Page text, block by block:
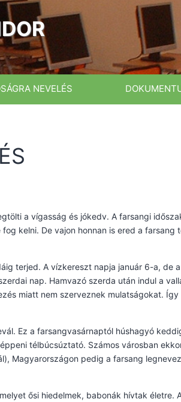
NEVELÉS
a vígasság és jókedv. A farsangi
kelni. De vajon honnan is ered a farsang
terjed. A vízkereszt napja január 6-a, de
nap. Hamvazó szerda után indul a
miatt nem szerveznek mulatságokat.
Ez a farsangvasárnaptól húshagyó
télbúcsúztató. Számos városban
Magyarországon pedig a farsang
ősi hiedelmek, babonák hívtak életre.